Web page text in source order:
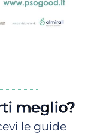
meglio?
le guide